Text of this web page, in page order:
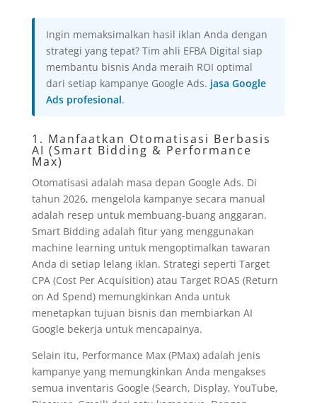
Ingin memaksimalkan hasil iklan Anda dengan
strategi yang tepat? Tim ahli EFBA Digital siap
membantu bisnis Anda meraih ROI optimal
dari setiap kampanye Google Ads. jasa Google
Ads profesional.
1. Manfaatkan Otomatisasi Berbasis
AI (Smart Bidding & Performance
Max)
Otomatisasi adalah masa depan Google Ads. Di
tahun 2026, mengelola kampanye secara manual
adalah resep untuk membuang-buang anggaran.
Smart Bidding adalah fitur yang menggunakan
machine learning untuk mengoptimalkan tawaran
Anda di setiap lelang iklan. Strategi seperti Target
CPA (Cost Per Acquisition) atau Target ROAS (Return
on Ad Spend) memungkinkan Anda untuk
menetapkan tujuan bisnis dan membiarkan AI
Google bekerja untuk mencapainya.
Selain itu, Performance Max (PMax) adalah jenis
kampanye yang memungkinkan Anda mengakses
semua inventaris Google (Search, Display, YouTube,